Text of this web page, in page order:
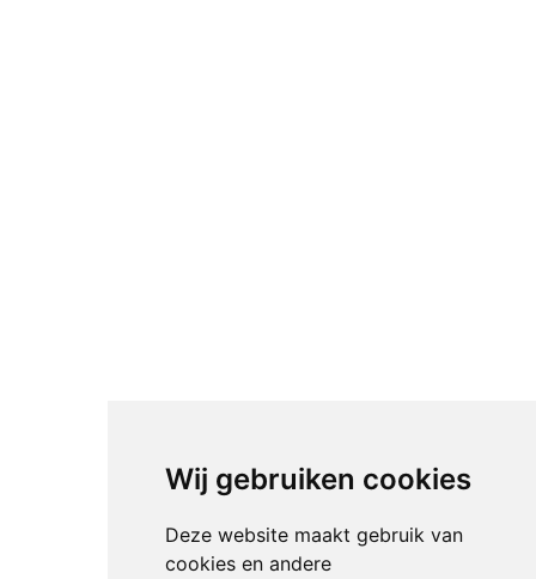
Wij gebruiken cookies
Deze website maakt gebruik van
cookies en andere